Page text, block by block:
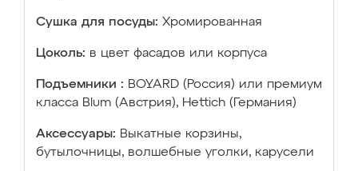
Сушка для посуды: Хромированная
Цоколь: в цвет фасадов или корпуса
Подъемники : BOYARD (Россия) или премиум
класса Blum (Австрия), Hettich (Германия)
Аксессуары: Выкатные корзины,
бутылочницы, волшебные уголки, карусели